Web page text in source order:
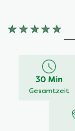
Keine
abgegeben30 Min
Gesamtzeit